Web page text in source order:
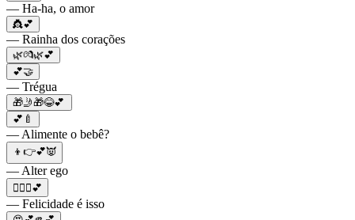
— Ha-ha, o amor
👸💕
— Rainha dos corações
🌿💏🌿💕
💕🤝
— Trégua
🎁🤳🎁😂💕
💕🍼
— Alimente o bebê?
👦👉💕👿
— Alter ego
👨‍❤️‍👨💕
— Felicidade é isso